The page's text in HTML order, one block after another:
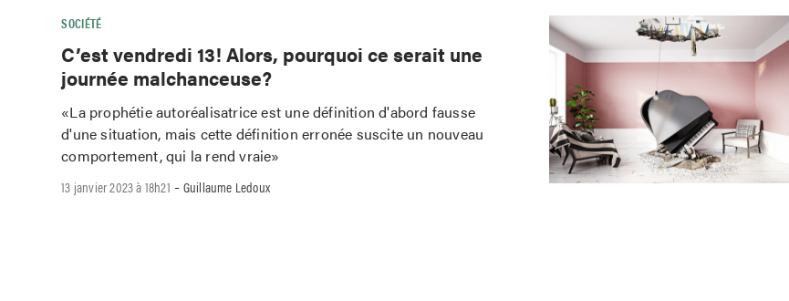
SOCIÉTÉ
C’est vendredi 13! Alors, pourquoi ce serait une
journée malchanceuse?
«La prophétie autoréalisatrice est une définition d'abord fausse
d'une situation, mais cette définition erronée suscite un nouveau
comportement, qui la rend vraie»
13 janvier 2023 à 18h21 -Guillaume Ledoux